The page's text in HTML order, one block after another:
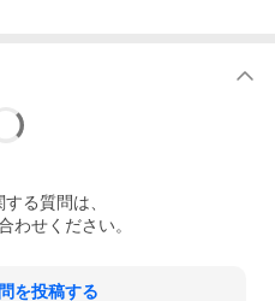
する質問は、
わせください。
を投稿する